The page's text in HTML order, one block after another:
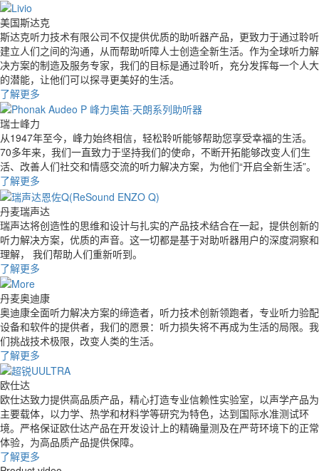
美国斯达克
斯达克听力技术有限公司不仅提供优质的助听器产品，更致力于通过聆听
建立人们之间的沟通，从而帮助听障人士创造全新生活。作为全球听力解
决方案的制造及服务专家，我们的目标是通过聆听，充分发挥每一个人大
的潜能，让他们可以探寻更美好的生活。
了解更多
瑞士峰力
从1947年至今，峰力始终相信，轻松聆听能够帮助您享受幸福的生活。
70多年来，我们一直致力于坚持我们的使命，不断开拓能够改变人们生
活、改善人们社交和情感交流的听力解决方案，为他们“开启全新生活”。
了解更多
丹麦瑞声达
瑞声达将创造性的思维和设计与扎实的产品技术结合在一起，提供创新的
听力解决方案，优质的声音。这一切都是基于对助听器用户的深度洞察和
理解， 我们帮助人们重新听到。
了解更多
丹麦奥迪康
奥迪康全面听力解决方案的缔造者，听力技术创新领跑者，专业听力验配
设备和软件的提供者，我们的愿景：听力损失将不再成为生活的局限。我
们挑战技术极限，改变人类的生活。
了解更多
欧仕达
欧仕达致力提供高品质产品，精心打造专业信赖性实验室，以声学产品为
主要载体，以力学、热学和材料学等研究为特色，达到国际水准测试环
境。严格保证欧仕达产品在开发设计上的精确量测及在严苛环境下的正常
体验，为高品质产品提供保障。
了解更多